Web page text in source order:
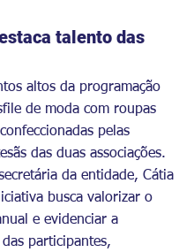
talento das
altos da programação
de moda com roupas
pelas
das duas associações.
da entidade, Cátia
busca valorizar o
e evidenciar a
participantes,